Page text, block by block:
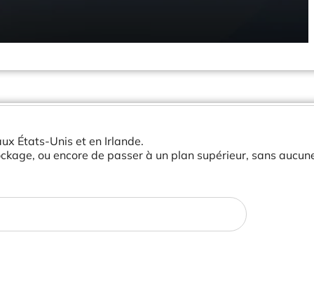
États-Unis et en Irlande.
ou encore de passer à un plan supérieur, sans